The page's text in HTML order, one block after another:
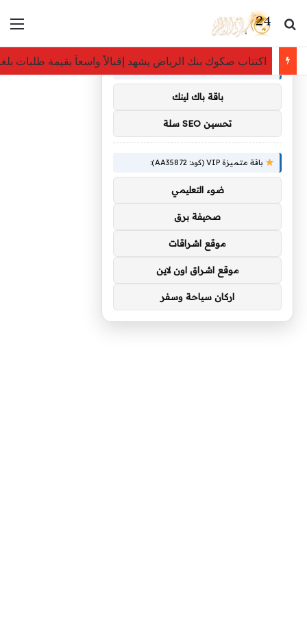
بحث عن
اكتتاب صكوك بنك الرياض يشهد إقبالاً واسعاَ بقيمة طلبات بلغت 13.6 مليار والبنك يقرر رفع حجم الإصدار الى 10
توصيات :
باقة متميزة VIP (كود: AA11138):
باقة باك لينك
تحسين SEO سلة
باقة متميزة VIP (كود: AA35872):
ضوء التعليمي
صحيفة برق
موقع اشراقات
موقع اشراق اون لاين
اركان سياحة وسفر